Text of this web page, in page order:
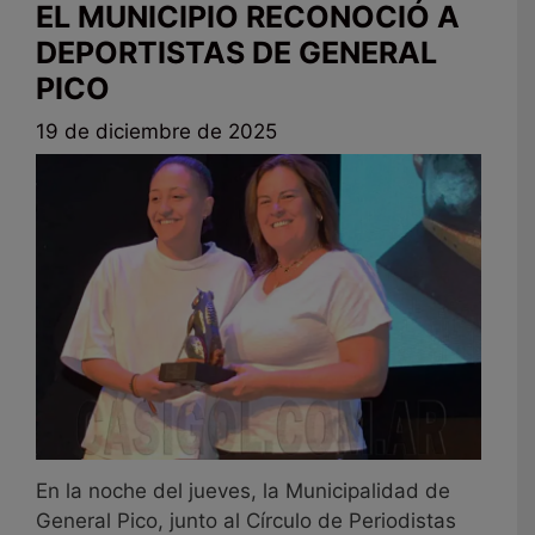
EL MUNICIPIO RECONOCIÓ A
DEPORTISTAS DE GENERAL
PICO
19 de diciembre de 2025
En la noche del jueves, la Municipalidad de
General Pico, junto al Círculo de Periodistas